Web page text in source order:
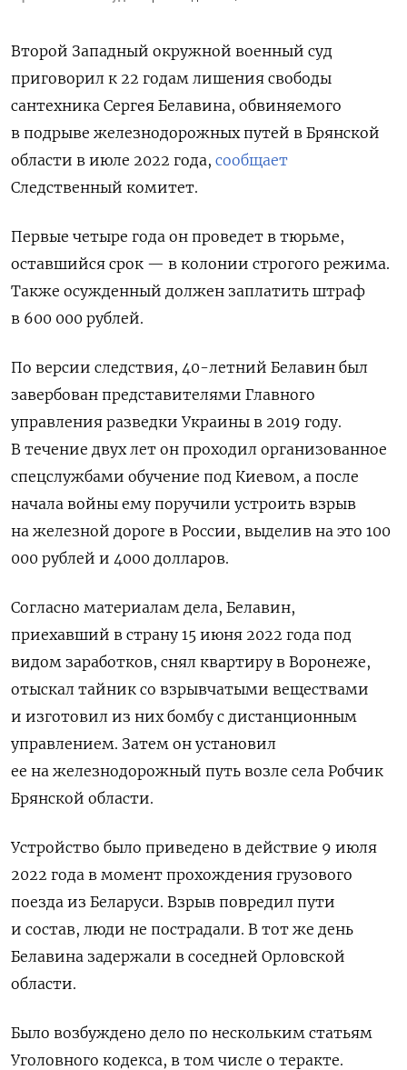
Второй Западный окружной военный суд
приговорил к 22 годам лишения свободы
сантехника Сергея Белавина, обвиняемого
в подрыве железнодорожных путей в Брянской
области в июле 2022 года, сообщает
Следственный комитет.
Первые четыре года он проведет в тюрьме,
оставшийся срок — в колонии строгого режима.
Также осужденный должен заплатить штраф
в 600 000 рублей.
По версии следствия, 40-летний Белавин был
завербован представителями Главного
управления разведки Украины в 2019 году.
В течение двух лет он проходил организованное
спецслужбами обучение под Киевом, а после
начала войны ему поручили устроить взрыв
на железной дороге в России, выделив на это 100
000 рублей и 4000 долларов.
Согласно материалам дела, Белавин,
приехавший в страну 15 июня 2022 года под
видом заработков, снял квартиру в Воронеже,
отыскал тайник со взрывчатыми веществами
и изготовил из них бомбу с дистанционным
управлением. Затем он установил
ее на железнодорожный путь возле села Робчик
Брянской области.
Устройство было приведено в действие 9 июля
2022 года в момент прохождения грузового
поезда из Беларуси. Взрыв повредил пути
и состав, люди не пострадали. В тот же день
Белавина задержали в соседней Орловской
области.
Было возбуждено дело по нескольким статьям
Уголовного кодекса, в том числе о теракте.